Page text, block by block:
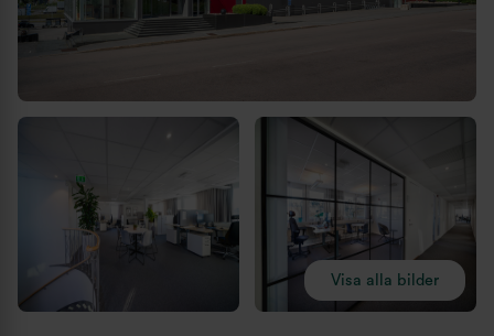
Visa alla bilder